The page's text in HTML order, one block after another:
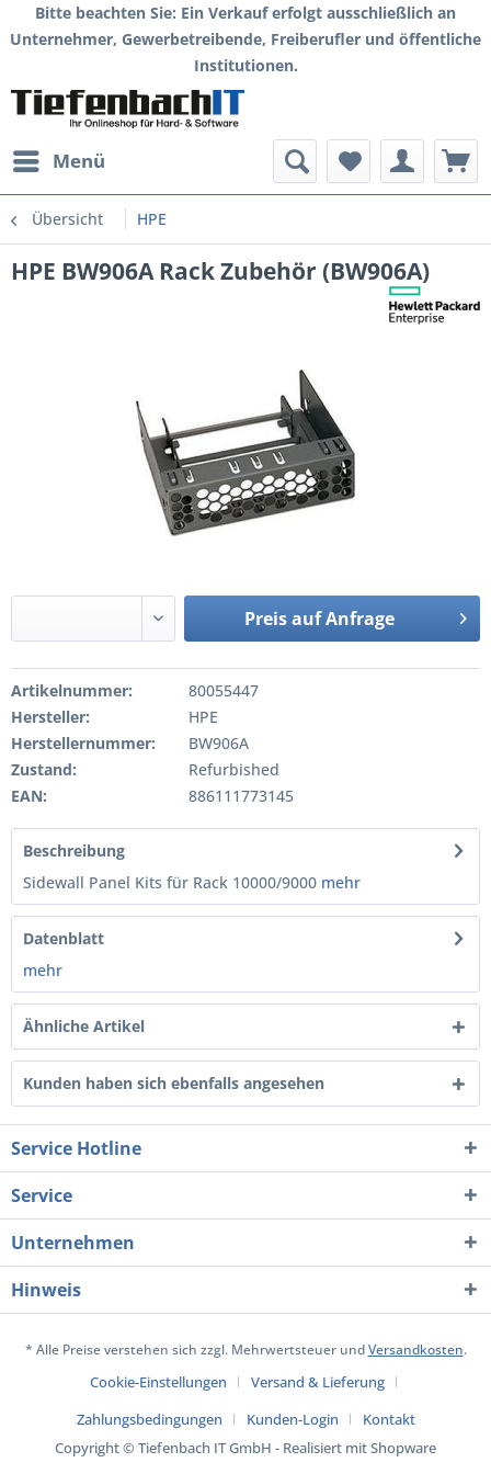
Bitte beachten Sie: Ein Verkauf erfolgt ausschließlich an
Unternehmer, Gewerbetreibende, Freiberufler und öffentliche
Institutionen.
Menü
Übersicht HPE
HPE BW906A Rack Zubehör (BW906A)
Preis auf Anfrage
Artikelnummer:
80055447
Hersteller:
HPE
Herstellernummer:
BW906A
Zustand:
Refurbished
EAN:
886111773145
Beschreibung
Sidewall Panel Kits für Rack 10000/9000 mehr
Datenblatt
mehr
Ähnliche Artikel
Kunden haben sich ebenfalls angesehen
Service Hotline
Service
Unternehmen
Hinweis
* Alle Preise verstehen sich zzgl. Mehrwertsteuer undVersandkosten.
Cookie-Einstellungen
Versand & Lieferung
Zahlungsbedingungen
Kunden-Login
Kontakt
Copyright © Tiefenbach IT GmbH - Realisiert mit Shopware